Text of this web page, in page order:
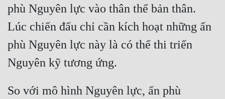
phù Nguyên lực vào thân thể bản thân.
Lúc chiến đấu chỉ cần kích hoạt những ấn
phù Nguyên lực này là có thể thi triển
So với mô hình Nguyên lực, ấn phù